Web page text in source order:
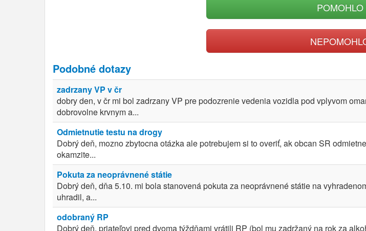
POMOHLO
Podobné dotazy
zadrzany VP v čr
dobry den, v čr mi bol zadrzany VP pre podozrenie vedenia vozidla pod vplyvom
dobrovolne krvnym a...
Odmietnutie testu na drogy
Dobrý deň, mozno zbytocna otázka ale potrebujem si to overiť, ak obcan SR
okamzite...
Pokuta za neoprávnené státie
Dobrý deň, dňa 5.10. mi bola stanovená pokuta za neoprávnené státie na
uhradil, a...
odobraný RP
Dobrý deň, priateľovi pred dvoma týždňami vrátili RP (bol mu zadržaný na rok za